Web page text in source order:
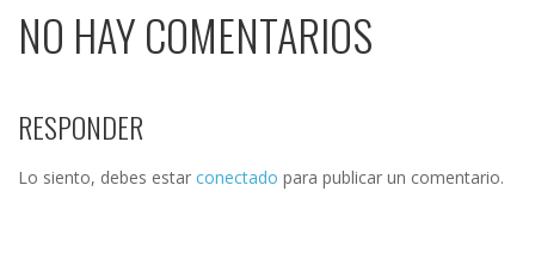
NO HAY COMENTARIOS
RESPONDER
Lo siento, debes estar conectado para publicar un comentario.